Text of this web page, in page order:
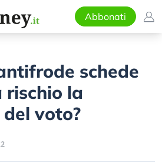
Abbonati
schede
rischio la
voto?